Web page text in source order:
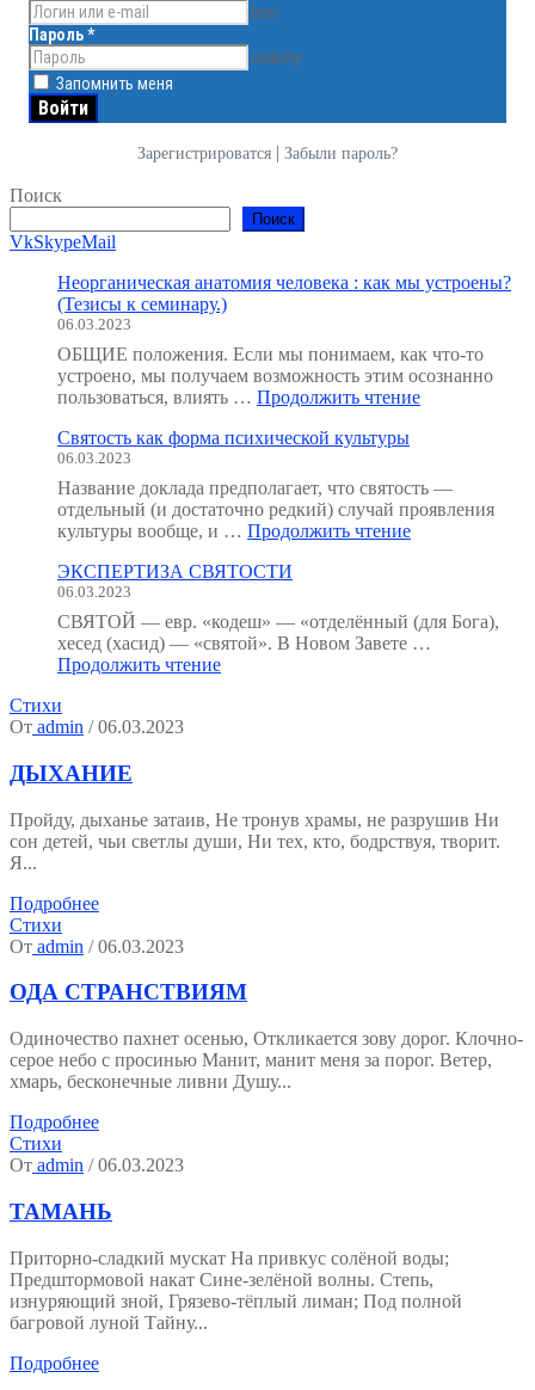
face
Пароль*
visibility
Запомнить меня
Зарегистрироватся | Забыли пароль?
Поиск
Поиск
VkSkypeMail
Неорганическая анатомия человека : как мы устроены?
(Тезисы к семинару.)
06.03.2023
ОБЩИЕ положения. Если мы понимаем, как что-то
устроено, мы получаем возможность этим осознанно
пользоваться, влиять … Продолжить чтение
как
мы
Святость как форма психической культуры
06.03.2023
Название доклада предполагает, что святость —
отдельный (и достаточно редкий) случай проявления
культуры вообще, и … Продолжить чтение"Святость
культуры"
ЭКСПЕРТИЗА СВЯТОСТИ
06.03.2023
СВЯТОЙ — евр. «кодеш» — «отделённый (для Бога),
хесед (хасид) — «святой». В Новом Завете …
Продолжить чтение"ЭКСПЕРТИЗА
Стихи
От admin / 06.03.2023
ДЫХАНИЕ
Пройду, дыханье затаив, Не тронув храмы, не разрушив Ни
сон детей, чьи светлы души, Ни тех, кто, бодрствуя, творит.
Я...
Подробнее
Стихи
От admin / 06.03.2023
ОДА СТРАНСТВИЯМ
Одиночество пахнет осенью, Откликается зову дорог. Клочно-
серое небо с просинью Манит, манит меня за порог. Ветер,
хмарь, бесконечные ливни Душу...
Подробнее
Стихи
От admin / 06.03.2023
ТАМАНЬ
Приторно-сладкий мускат На привкус солёной воды;
Предштормовой накат Сине-зелёной волны. Степь,
изнуряющий зной, Грязево-тёплый лиман; Под полной
багровой луной Тайну...
Подробнее